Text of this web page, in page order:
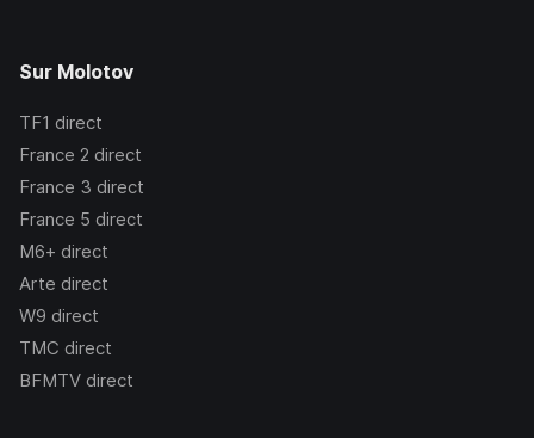
Sur Molotov
TF1 direct
France 2 direct
France 3 direct
France 5 direct
M6+ direct
Arte direct
W9 direct
TMC direct
BFMTV direct